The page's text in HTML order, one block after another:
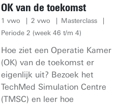
OK van de toekomst
1 vwo 2 vwo
Masterclass
Periode 2 (week 46 t/m 4)
Hoe ziet een Operatie Kamer
(OK) van de toekomst er
eigenlijk uit? Bezoek het
TechMed Simulation Centre
(TMSC) en leer hoe